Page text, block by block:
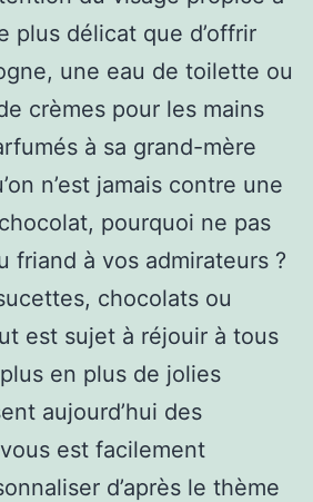
plus délicat que d’offrir
une eau de toilette ou
crèmes pour les mains
à sa grand-mère
n’est jamais contre une
pourquoi ne pas
friand à vos admirateurs ?
chocolats ou
est sujet à réjouir à tous
en plus de jolies
aujourd’hui des
est facilement
d’après le thème